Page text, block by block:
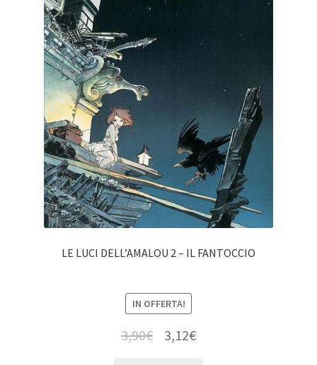
LE LUCI DELL’AMALOU 2 – IL FANTOCCIO
IN OFFERTA!
3,90€ 3,12€